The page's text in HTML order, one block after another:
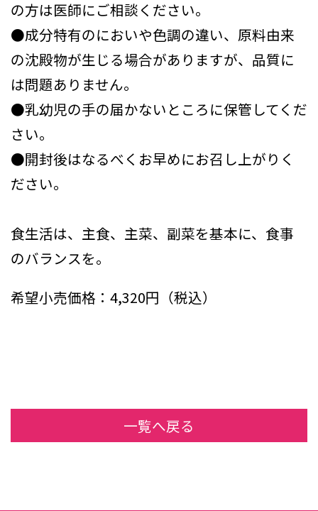
の方は医師にご相談ください。
●成分特有のにおいや色調の違い、原料由来
の沈殿物が生じる場合がありますが、品質に
は問題ありません。
●乳幼児の手の届かないところに保管してくだ
さい。
●開封後はなるべくお早めにお召し上がりく
ださい。
食生活は、主食、主菜、副菜を基本に、食事
のバランスを。
希望小売価格：4,320円（税込）
一覧へ戻る